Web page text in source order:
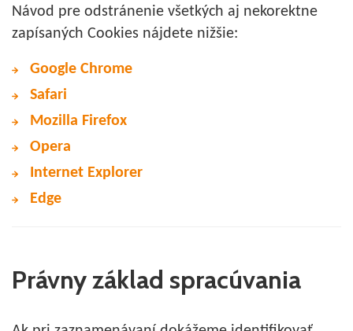
Návod pre odstránenie všetkých aj nekorektne
zapísaných Cookies nájdete nižšie:
Google Chrome
Safari
Mozilla Firefox
Opera
Internet Explorer
Edge
Právny základ spracúvania